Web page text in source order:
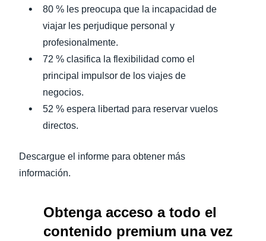
80 % les preocupa que la incapacidad de
viajar les perjudique personal y
profesionalmente.
72 % clasifica la flexibilidad como el
principal impulsor de los viajes de
negocios.
52 % espera libertad para reservar vuelos
directos.
Descargue el informe para obtener más
información.
Obtenga acceso a todo el
contenido premium una vez